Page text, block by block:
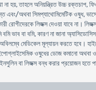
না হয়, তাহলে অনিয়ন্ত্রিত উচ্চ রক্তচাপ,
এবং/অথবা সিমপ্যাথোমিমেটিক ওষুধ,
রোগীদেরকে লিজক্স দেওয়া যাবে না।
ভাব বা বমি, কারণ না জানা অ্যাসিডোসিস
মেডিকেল মূল্যায়ন করতে হবে।
ওষুধের ডোজ কমানো অথবা
বা লিজক্স বন্ধ করার প্রয়োজন হতে